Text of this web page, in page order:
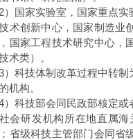
2）国家实验室，国家重点
术创新中心，国家制造业
国家工程技术研究中心，
技术类）。
3）科技体制改革过程中转
机构。
4）科技部会同民政部核定
会研发机构所在地直属
省级科技主管部门会同省